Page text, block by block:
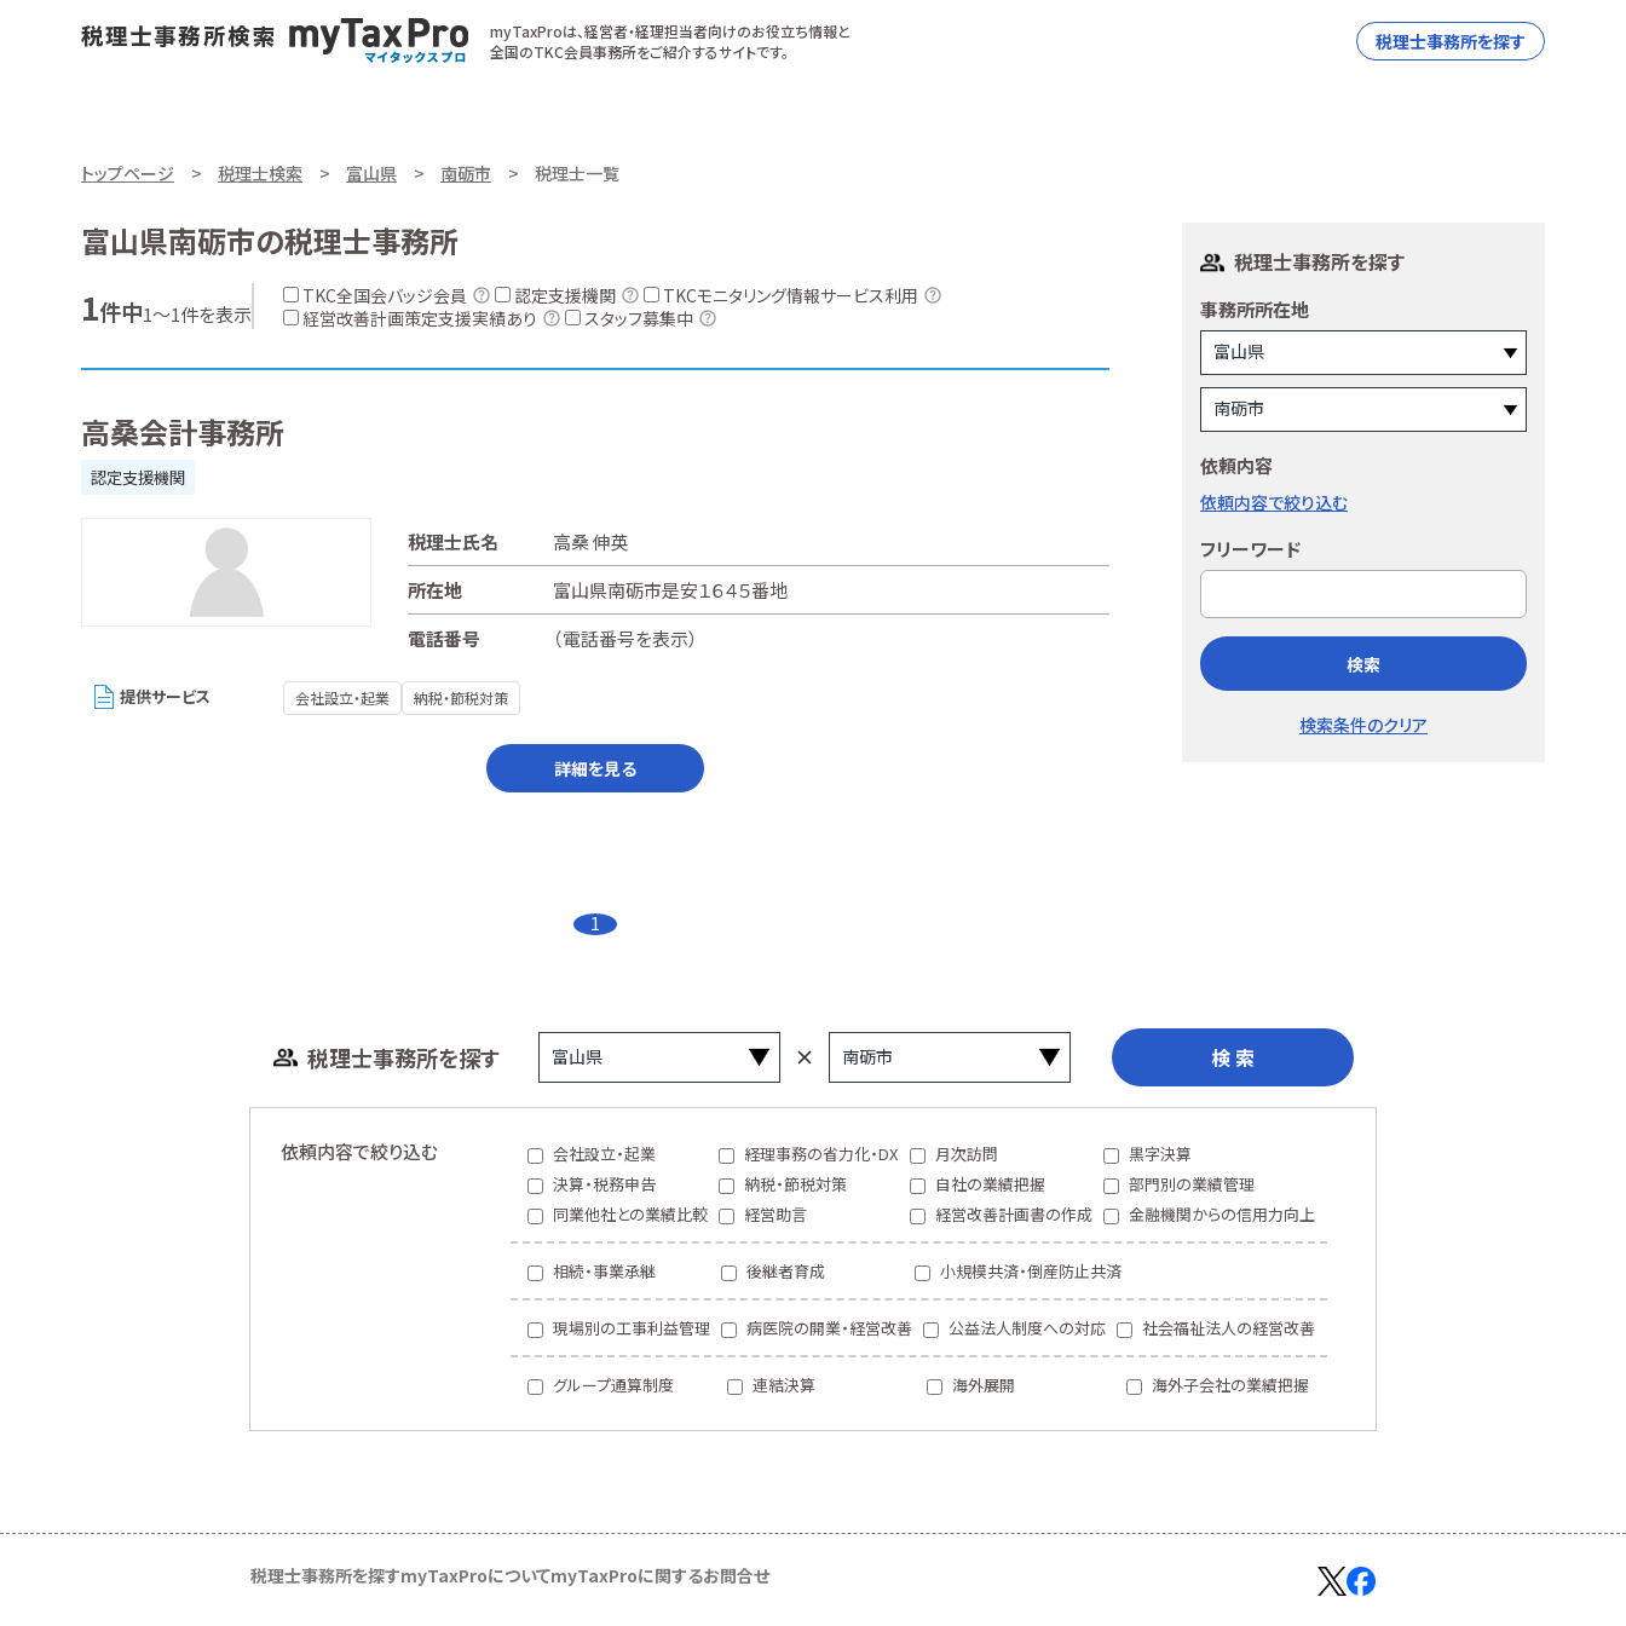
myTaxProは、経営者・経理担当者向けのお役立ち情報と
全国のTKC会員事務所をご紹介するサイトです。
税理士事務所を探す
トップページ 税理士検索 富山県 南砺市 税理士一覧
富山県南砺市の税理士事務所
1件中1～1件を表示
TKC全国会バッジ会員 認定支援機関
TKCモニタリング情報サービス利用
経営改善計画策定支援実績あり
スタッフ募集中
高桑会計事務所
認定支援機関
税理士氏名
高桑 伸英
所在地
富山県南砺市是安１６４５番地
電話番号
（電話番号を表示）
提供サービス 会社設立・起業 納税・節税対策
詳細を見る
1
税理士事務所を探す
事務所所在地
依頼内容
依頼内容で絞り込む
フリーワード
検索
検索条件のクリア
税理士事務所を探す 検 索
依頼内容で絞り込む 会社設立・起業 経理事務の省力化・DX 月次訪問
黒字決算
決算・税務申告
納税・節税対策 自社の業績把握
部門別の業績管理
同業他社との業績比較
経営助言 経営改善計画書の作成 金融機関からの信用力向上
相続・事業承継 後継者育成 小規模共済・倒産防止共済
現場別の工事利益管理 病医院の開業・経営改善 公益法人制度への対応 社会福祉法人の経営改善
グループ通算制度 連結決算 海外展開 海外子会社の業績把握
税理士事務所を探すmyTaxProについてmyTaxProに関するお問合せ